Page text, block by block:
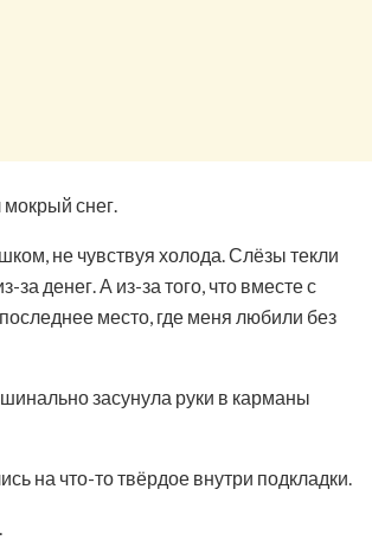
снег.
не чувствуя холода. Слёзы текли
за денег. А из-за того, что вместе с
место, где меня любили без
засунула руки в карманы
на что-то твёрдое внутри подкладки.